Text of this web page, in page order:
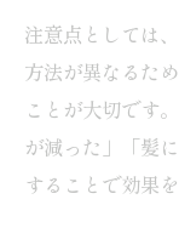
注意点としては
方法が異なるた
ことが大切です
が減った」「髪
することで効果